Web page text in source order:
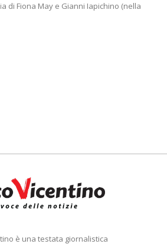
di Fiona May e Gianni Iapichino (nella
è una testata giornalistica